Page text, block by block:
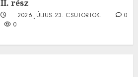
II. rész
2026.JÚLIUS.23. CSÜTÖRTÖK.
0
0